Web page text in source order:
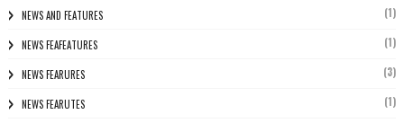
NEWS AND FEATURES (1)
NEWS FEAFEATURES (1)
NEWS FEARURES (3)
NEWS FEARUTES (1)